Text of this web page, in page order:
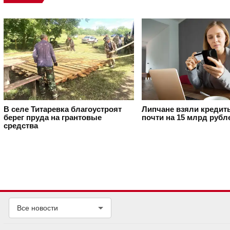
В селе Титаревка благоустроят
берег пруда на грантовые
средства
Липчане взяли
почти на 15 млрд
Все новости